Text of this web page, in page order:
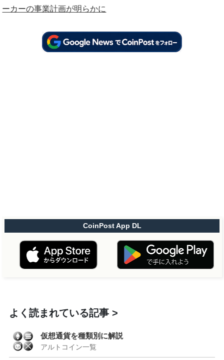
ーカーの事業計画が明らかに
CoinPost App DL
よく読まれている記事
仮想通貨を種類別に解説
アルトコイン一覧